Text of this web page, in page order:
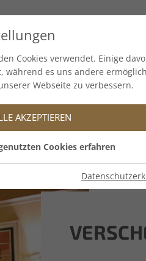
Cookies verwendet. Einige
während es uns andere
Webseite zu verbessern.
AKZEPTIEREN
Cookies erfahren